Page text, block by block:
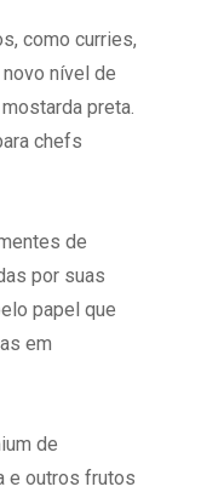
como curries,
nível de
preta.
chefs
de
por suas
papel que
em
de
e outros frutos